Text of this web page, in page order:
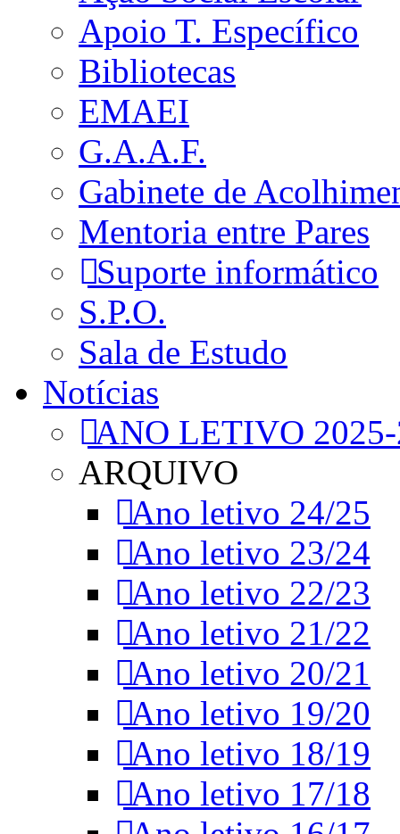
Apoio T. Específico
Bibliotecas
EMAEI
G.A.A.F.
Gabinete de
Mentoria entre Pares
Suporte informático
S.P.O.
Sala de Estudo
Notícias
ANO LETIVO
ARQUIVO
Ano letivo 24/25
Ano letivo 23/24
Ano letivo 22/23
Ano letivo 21/22
Ano letivo 20/21
Ano letivo 19/20
Ano letivo 18/19
Ano letivo 17/18